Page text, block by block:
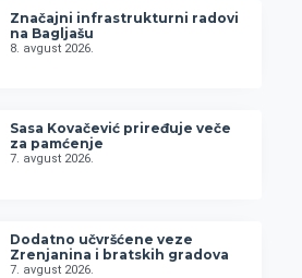
Značajni infrastrukturni radovi
na Bagljašu
8. avgust 2026.
Sasa Kovačević priređuje veče
za pamćenje
7. avgust 2026.
Dodatno učvršćene veze
Zrenjanina i bratskih gradova
7. avgust 2026.